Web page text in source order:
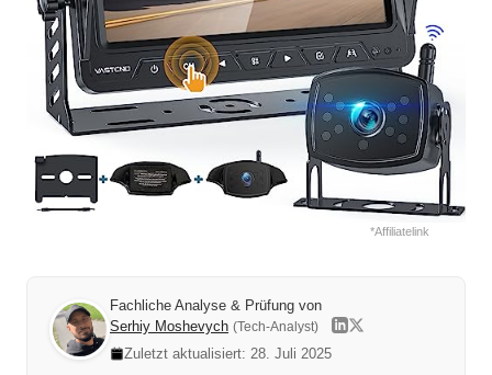
*Affiliatelink
Fachliche Analyse & Prüfung von
Serhiy Moshevych (Tech-Analyst)
Zuletzt aktualisiert: 28. Juli 2025